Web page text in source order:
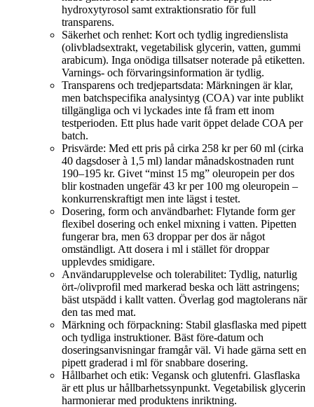
hydroxytyrosol samt extraktionsratio för full
transparens.
Säkerhet och renhet: Kort och tydlig ingredienslista
(olivbladsextrakt, vegetabilisk glycerin, vatten, gummi
arabicum). Inga onödiga tillsatser noterade på etiketten.
Varnings- och förvaringsinformation är tydlig.
Transparens och tredjepartsdata: Märkningen är klar,
men batchspecifika analysintyg (COA) var inte publikt
tillgängliga och vi lyckades inte få fram ett inom
testperioden. Ett plus hade varit öppet delade COA per
batch.
Prisvärde: Med ett pris på cirka 258 kr per 60 ml (cirka
40 dagsdoser à 1,5 ml) landar månads­kostnaden runt
190–195 kr. Givet “minst 15 mg” oleuropein per dos
blir kostnaden ungefär 43 kr per 100 mg oleuropein –
konkurrenskraftigt men inte lägst i testet.
Dosering, form och användbarhet: Flytande form ger
flexibel dosering och enkel mixning i vatten. Pipetten
fungerar bra, men 63 droppar per dos är något
omständligt. Att dosera i ml i stället för droppar
upplevdes smidigare.
Användarupplevelse och tolerabilitet: Tydlig, naturlig
ört-/olivprofil med markerad beska och lätt astringens;
bäst utspädd i kallt vatten. Överlag god magtolerans när
den tas med mat.
Märkning och förpackning: Stabil glasflaska med pipett
och tydliga instruktioner. Bäst före-datum och
doseringsanvisningar framgår väl. Vi hade gärna sett en
pipett graderad i ml för snabbare dosering.
Hållbarhet och etik: Vegansk och glutenfri. Glasflaska
är ett plus ur hållbarhetssynpunkt. Vegetabilisk glycerin
harmonierar med produktens inriktning.